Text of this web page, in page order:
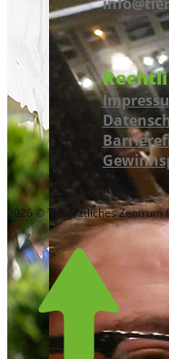
2026 © Tierärztliches Zentrum